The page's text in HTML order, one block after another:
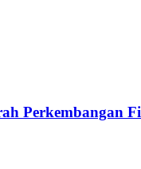
Perkembangan